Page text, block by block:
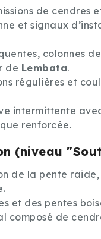
de cendres
et signaux
colonnes
de Lembata.
régulières et
intermittente
renforcée.
(niveau
de la pente
et des pentes
composé de